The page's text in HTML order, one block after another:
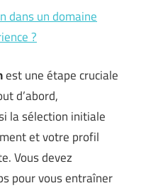
dans un domaine
?
est une étape cruciale
d’abord,
la sélection initiale
et votre profil
Vous devez
pour vous entraîner